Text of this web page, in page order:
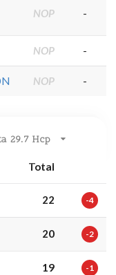
NOP -
NOP -
NOP -
29.7 Hcp
Total
22 -4
20 -2
19 -1